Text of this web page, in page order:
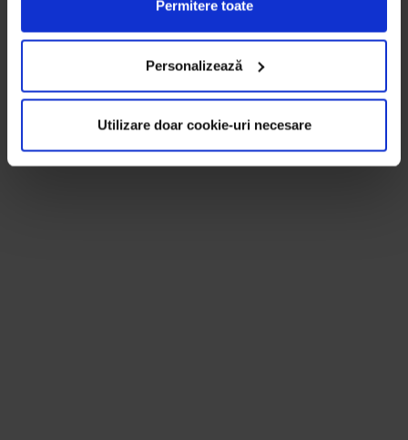
Permitere toate
Personalizează
Utilizare doar cookie-uri necesare